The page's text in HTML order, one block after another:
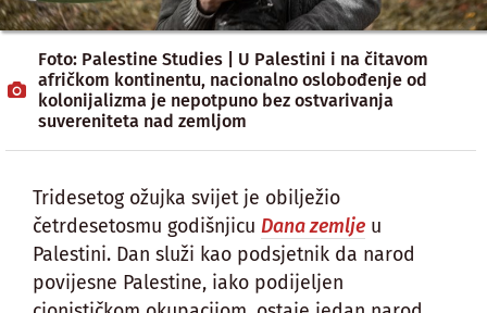
Foto: Palestine Studies | U Palestini i na čitavom
afričkom kontinentu, nacionalno oslobođenje od
kolonijalizma je nepotpuno bez ostvarivanja
suvereniteta nad zemljom
Tridesetog ožujka svijet je obilježio
četrdesetosmu godišnjicu Dana zemlje u
Palestini. Dan služi kao podsjetnik da narod
povijesne Palestine, iako podijeljen